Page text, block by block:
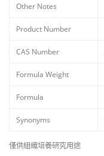
Other Notes
Product Number
CAS Number
Formula Weight
Formula
Synonyms
僅供組織培養研究用途